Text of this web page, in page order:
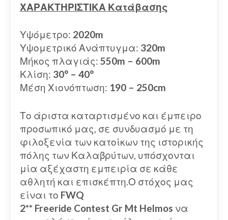
ΧΑΡΑΚΤΗΡΙΣΤΙΚΑ Κατάβασης
Υψόμετρο: 2020m
Υψομετρικό Ανάπτυγμα: 320m
Μήκος πλαγιάς: 550m – 600m
Κλίση: 30°– 40°
Μέση Χιονόπτωση: 190 – 250cm
Το άριστα καταρτισμένο και έμπειρο
προσωπικό μας, σε συνδυασμό με τη
φιλοξενία των κατοίκων της ιστορικής
πόλης των Καλαβρύτων, υπόσχονται
μία αξέχαστη εμπειρία σε κάθε
αθλητή και επισκέπτη.Ο στόχος μας
είναι το FWQ
2** Freeride Contest Gr Mt Helmos να